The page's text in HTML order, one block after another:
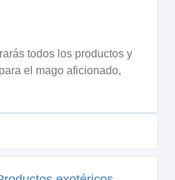
todos los productos y
el mago aficionado,